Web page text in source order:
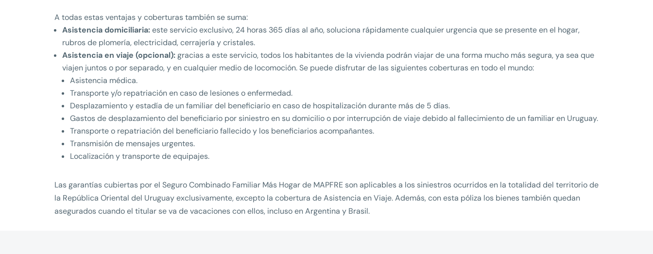
A todas estas ventajas y coberturas también se suma:
Asistencia domiciliaria:este servicio exclusivo, 24 horas 365 días al año, soluciona rápidamente cualquier urgencia que se presente en el hogar,
rubros de plomería, electricidad, cerrajería y cristales.
Asistencia en viaje (opcional):gracias a este servicio, todos los habitantes de la vivienda podrán viajar de una forma mucho más segura, ya sea que
viajen juntos o por separado, y en cualquier medio de locomoción. Se puede disfrutar de las siguientes coberturas en todo el mundo:
Asistencia médica.
Transporte y/o repatriación en caso de lesiones o enfermedad.
Desplazamiento y estadía de un familiar del beneficiario en caso de hospitalización durante más de 5 días.
Gastos de desplazamiento del beneficiario por siniestro en su domicilio o por interrupción de viaje debido al fallecimiento de un familiar en Uruguay.
Transporte o repatriación del beneficiario fallecido y los beneficiarios acompañantes.
Transmisión de mensajes urgentes.
Localización y transporte de equipajes.
Las garantías cubiertas por el Seguro Combinado Familiar Más Hogar de MAPFRE son aplicables a los siniestros ocurridos en la totalidad del territorio de
la República Oriental del Uruguay exclusivamente, excepto la cobertura de Asistencia en Viaje. Además, con esta póliza los bienes también quedan
asegurados cuando el titular se va de vacaciones con ellos, incluso en Argentina y Brasil.